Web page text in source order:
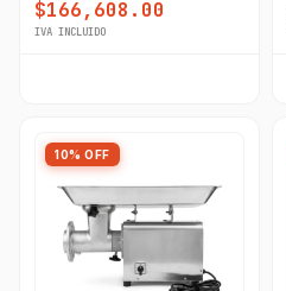
$166,608.00
IVA INCLUIDO
10% OFF